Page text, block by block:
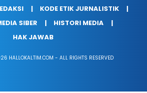
KODE ETIK JURNALISTIK
SIBER
HISTORI MEDIA
HAK JAWAB
HALLOKALTIM.COM - ALL RIGHTS RESERVED